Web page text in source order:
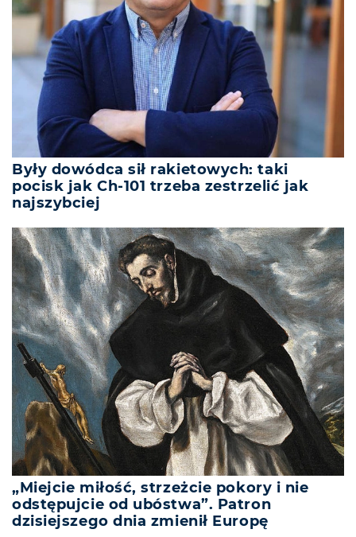
Były dowódca sił rakietowych: taki
pocisk jak Ch-101 trzeba zestrzelić jak
najszybciej
„Miejcie miłość, strzeżcie pokory i nie
odstępujcie od ubóstwa”. Patron
dzisiejszego dnia zmienił Europę